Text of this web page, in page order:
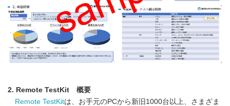
2. Remote TestKit 概要
Remote TestKitは、お手元のPCから新旧1000台以上、さまざま